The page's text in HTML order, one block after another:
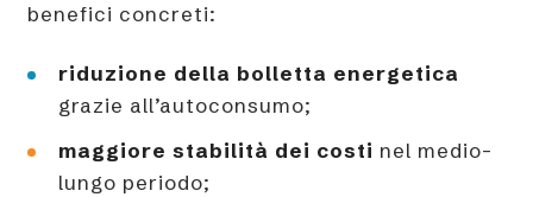
benefici concreti:
riduzione della bolletta energetica
grazie all’autoconsumo;
maggiore stabilità dei costi nel medio-
lungo periodo;